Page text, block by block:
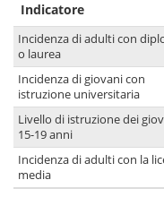
Indicatore
Incidenza di adulti con
o laurea
Incidenza di giovani con
istruzione universitaria
Livello di istruzione dei
15-19 anni
Incidenza di adulti con la
media